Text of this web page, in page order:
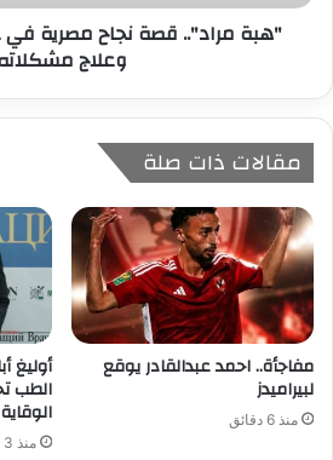
"هبة مراد".. قصة نجاح مصرية في
وعلاج
مقالات ذات صلة
مفاجأة.. احمد عبدالقادر يوقع
لبيراميدز
منذ 6 دقائق
الطب
منذ 3 ساعات